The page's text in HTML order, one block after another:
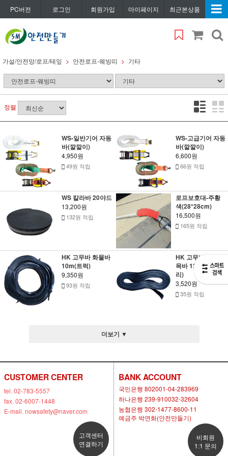
PC버전 로그인 회원가입 마이페이지 최근본상품
가설/안전망/로프/테잎 안전로프-웨빙띠 기타
정렬
WS-일반기어 자동
바(깔깔이)
4,950원
49원 적립
WS-고급기어 자동
바(깔깔이)
6,600원
66원 적립
WS 칼라바 20야드
13,200원
132원 적립
로프보호대-주황
색(28*28cm)
16,500원
165원 적립
HK 고무바 화물바
10m(트럭)
9,350원
93원 적립
HK 고무바 조경소
목바 13m(나무뿌
리)
3,520원
35원 적립
더보기 ▼
CUSTOMER CENTER
tel. 02-783-5557
fax. 02-6007-1448
E-mail. nowsafety@naver.com
고객센터
연결하기
BANK ACCOUNT
국민은행 802001-04-283969
하나은행 239-910032-32604
농협은행 302-1477-8600-11
예금주 박연화(안전만들기)
비회원
1:1 문의